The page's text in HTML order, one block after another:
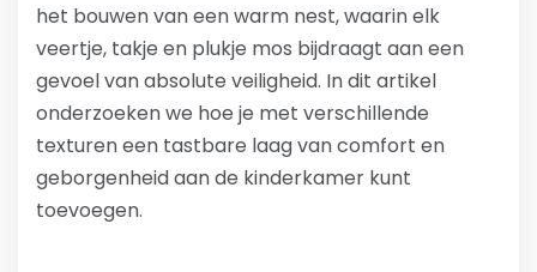
het bouwen van een warm nest, waarin elk
veertje, takje en plukje mos bijdraagt aan een
gevoel van absolute veiligheid. In dit artikel
onderzoeken we hoe je met verschillende
texturen een tastbare laag van comfort en
geborgenheid aan de kinderkamer kunt
toevoegen.